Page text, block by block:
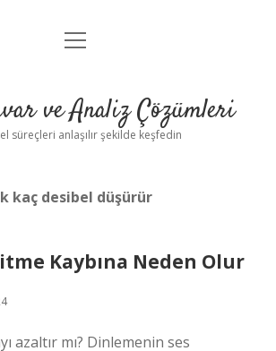
Anasayfa
Yasal Uyarı
menüyü
ve Analiz Çözümleri
süreçleri anlaşılır şekilde keşfedin
kaç desibel düşürür
Kaybına Neden Olur
azaltır mı? Dinlemenin ses